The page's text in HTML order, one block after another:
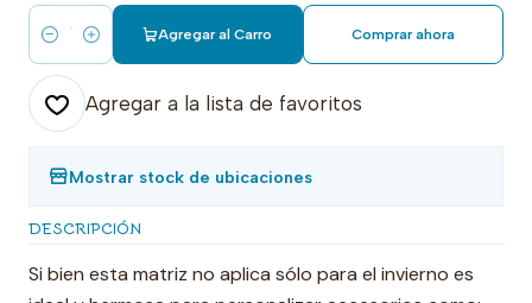
Cantidad
Agregar al Carro Comprar ahora
Agregar a la lista de favoritos
Mostrar stock de ubicaciones
DESCRIPCIÓN
Si bien esta matriz no aplica sólo para el invierno es